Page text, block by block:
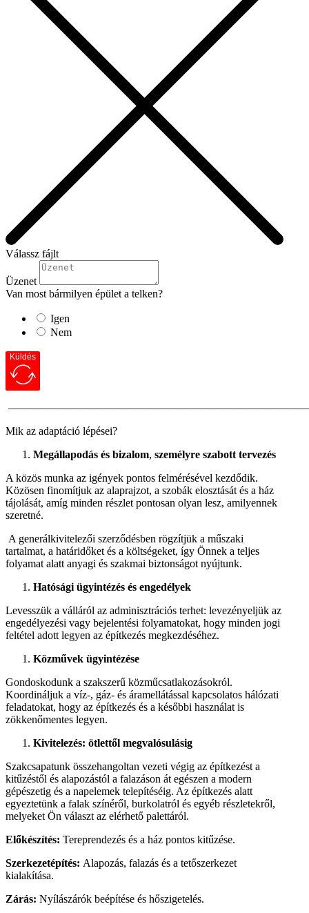
Válassz fájlt
Üzenet
Van most bármilyen épület a telken?
Igen
Nem
Küldés
Mik az adaptáció lépései?
Megállapodás és bizalom, személyre szabott tervezés
A közös munka az igények pontos felmérésével kezdődik.
Közösen finomítjuk az alaprajzot, a szobák elosztását és a ház
tájolását, amíg minden részlet pontosan olyan lesz, amilyennek
szeretné.
A generálkivitelezői szerződésben rögzítjük a műszaki
tartalmat, a határidőket és a költségeket, így Önnek a teljes
folyamat alatt anyagi és szakmai biztonságot nyújtunk.
Hatósági ügyintézés és engedélyek
Levesszük a válláról az adminisztrációs terhet: levezényeljük az
engedélyezési vagy bejelentési folyamatokat, hogy minden jogi
feltétel adott legyen az építkezés megkezdéséhez.
Közművek ügyintézése
Gondoskodunk a szakszerű közműcsatlakozásokról.
Koordináljuk a víz-, gáz- és áramellátással kapcsolatos hálózati
feladatokat, hogy az építkezés és a későbbi használat is
zökkenőmentes legyen.
Kivitelezés: ötlettől megvalósulásig
Szakcsapatunk összehangoltan vezeti végig az építkezést a
kitűzéstől és alapozástól a falazáson át egészen a modern
gépészetig és a napelemek telepítéséig. Az építkezés alatt
egyeztetünk a falak színéről, burkolatról és egyéb részletekről,
melyeket Ön választ az elérhető palettáról.
Előkészítés: Tereprendezés és a ház pontos kitűzése.
Szerkezetépítés: Alapozás, falazás és a tetőszerkezet
kialakítása.
Zárás: Nyílászárók beépítése és hőszigetelés.